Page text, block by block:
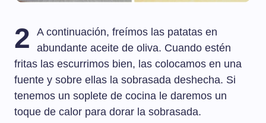
2
A continuación, freímos las patatas en
abundante aceite de oliva. Cuando estén
fritas las escurrimos bien, las colocamos en una
fuente y sobre ellas la sobrasada deshecha. Si
tenemos un soplete de cocina le daremos un
toque de calor para dorar la sobrasada.